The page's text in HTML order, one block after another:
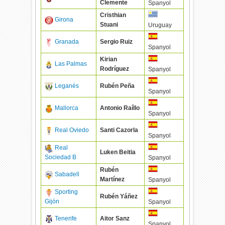
Clemente Spanyol
Girona
Cristhian
Stuani
Uruguay
Granada Sergio Ruiz
Spanyol
Las Palmas
Kirian
Rodríguez
Spanyol
Leganés Rubén Peña
Spanyol
Mallorca Antonio Raíllo
Spanyol
Real Oviedo Santi Cazorla
Spanyol
Real
Sociedad B
Luken Beitia
Spanyol
Sabadell
Rubén
Martínez
Spanyol
Sporting
Gijón
Rubén Yáñez
Spanyol
Tenerife Aitor Sanz